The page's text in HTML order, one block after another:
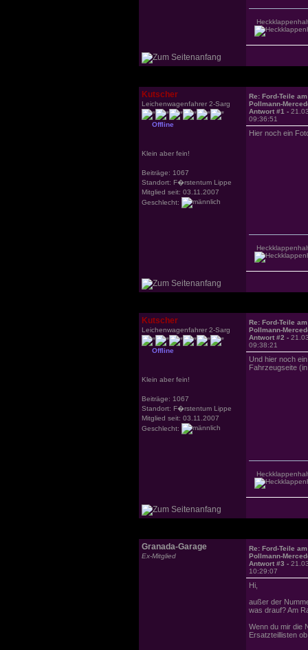
Kutscher
Leichenwagenfahrer 2-Sarg
Offline
Klein aber fein!
Beiträge: 1067
Standort: F�rstentum Lippe
Mitglied seit: 03.11.2007
Geschlecht:
Re: Ford-Teile am
Pollmann-
Antwort #1 -
09:36:51
Hier noch ein
Kutscher
Leichenwagenfahrer 2-Sarg
Offline
Klein aber fein!
Beiträge: 1067
Standort: F�rstentum Lippe
Mitglied seit: 03.11.2007
Geschlecht:
Re: Ford-Teile am
Pollmann-
Antwort #2 -
09:38:21
Und hier noch
Fahrzeugseite
Granada-Garage
Ex-Mitglied
Re: Ford-Teile am
Pollmann-
Antwort #3 -
10:29:07
Hi,
außer der
was drauf? Am
Wenn du mir die
Ersatzteillisten